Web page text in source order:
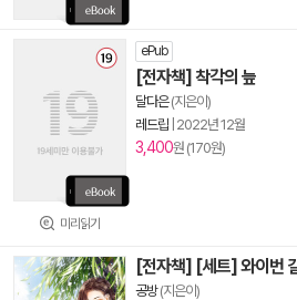
미리읽기
ePub
[전자책] 착각의 늪
달다은(지은이)
레드립 2022년 12월
3,400원 (170원)
[전자책] [세트] 와이번
공방(지은이)